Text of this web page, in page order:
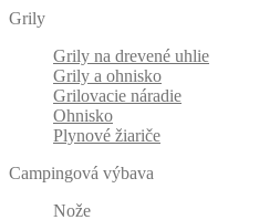
Grily
Grily na drevené uhlie
Grily a ohnisko
Grilovacie náradie
Ohnisko
Plynové žiariče
Campingová výbava
Nože